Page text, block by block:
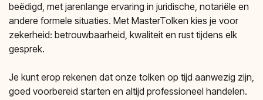
beëdigd, met jarenlange ervaring in juridische, notariële en
andere formele situaties. Met MasterTolken kies je voor
zekerheid: betrouwbaarheid, kwaliteit en rust tijdens elk
gesprek.
Je kunt erop rekenen dat onze tolken op tijd aanwezig zijn,
goed voorbereid starten en altijd professioneel handelen.